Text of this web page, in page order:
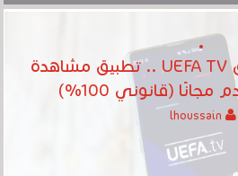
كل شئ عن تطبيق UEFA TV .. تطبيق مشاهدة
(قانوني 100%)